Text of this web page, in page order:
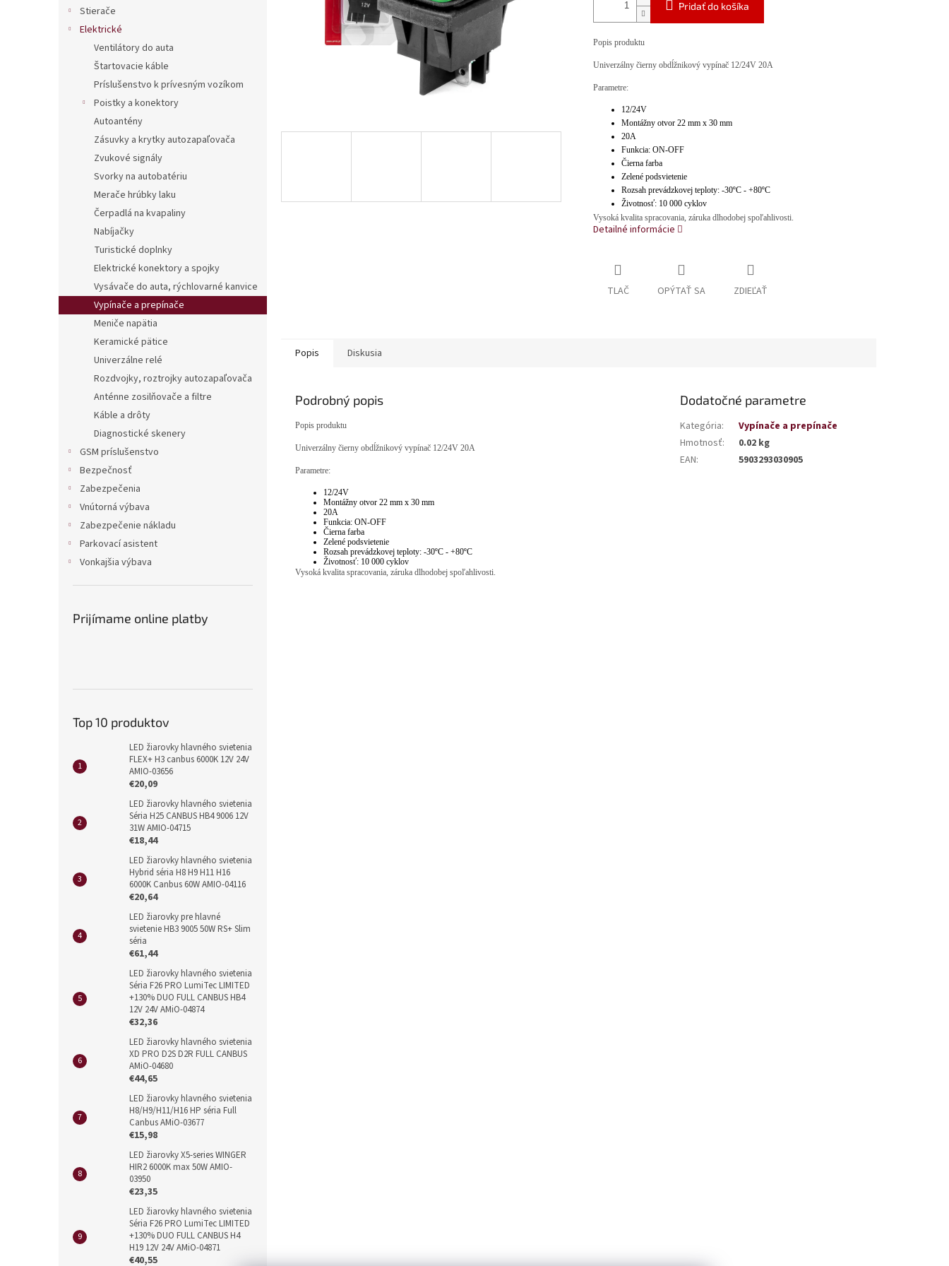
Stierače
Elektrické
Ventilátory do auta
Štartovacie káble
Príslušenstvo k prívesným vozíkom
Poistky a konektory
Autoantény
Zásuvky a krytky autozapaľovača
Zvukové signály
Svorky na autobatériu
Merače hrúbky laku
Čerpadlá na kvapaliny
Nabíjačky
Turistické doplnky
Elektrické konektory a spojky
Vysávače do auta, rýchlovarné kanvice
Vypínače a prepínače
Meniče napätia
Keramické pätice
Univerzálne relé
Rozdvojky, roztrojky autozapaľovača
Anténne zosilňovače a filtre
Káble a drôty
Diagnostické skenery
GSM príslušenstvo
Bezpečnosť
Zabezpečenia
Vnútorná výbava
Zabezpečenie nákladu
Parkovací asistent
Vonkajšia výbava
Prijímame online platby
Top 10 produktov
LED žiarovky hlavného svietenia
FLEX+ H3 canbus 6000K 12V 24V
AMIO-03656
€20,09
LED žiarovky hlavného svietenia
Séria H25 CANBUS HB4 9006 12V
31W AMIO-04715
€18,44
LED žiarovky hlavného svietenia
Hybrid séria H8 H9 H11 H16
6000K Canbus 60W AMIO-04116
€20,64
LED žiarovky pre hlavné
svietenie HB3 9005 50W RS+ Slim
séria
€61,44
LED žiarovky hlavného svietenia
Séria F26 PRO LumiTec LIMITED
+130% DUO FULL CANBUS HB4
12V 24V AMiO-04874
€32,36
LED žiarovky hlavného svietenia
XD PRO D2S D2R FULL CANBUS
AMiO-04680
€44,65
LED žiarovky hlavného svietenia
H8/H9/H11/H16 HP séria Full
Canbus AMiO-03677
€15,98
LED žiarovky X5-series WINGER
HIR2 6000K max 50W AMIO-
03950
€23,35
LED žiarovky hlavného svietenia
Séria F26 PRO LumiTec LIMITED
+130% DUO FULL CANBUS H4
H19 12V 24V AMiO-04871
€40,55
Pridať do košíka
Popis produktu
Univerzálny čierny obdĺžnikový vypínač 12/24V 20A
Parametre:
12/24V
Montážny otvor 22 mm x 30 mm
20A
Funkcia: ON-OFF
Čierna farba
Zelené podsvietenie
Rozsah prevádzkovej teploty: -30ºC - +80ºC
Životnosť: 10 000 cyklov
Vysoká kvalita spracovania, záruka dlhodobej spoľahlivosti.
Detailné informácie
TLAČ OPÝTAŤ SA ZDIEĽAŤ
Popis Diskusia
Podrobný popis
Popis produktu
Univerzálny čierny obdĺžnikový vypínač 12/24V 20A
Parametre:
12/24V
Montážny otvor 22 mm x 30 mm
20A
Funkcia: ON-OFF
Čierna farba
Zelené podsvietenie
Rozsah prevádzkovej teploty: -30ºC - +80ºC
Životnosť: 10 000 cyklov
Vysoká kvalita spracovania, záruka dlhodobej spoľahlivosti.
Dodatočné parametre
Kategória:
Vypínače a prepínače
Hmotnosť:
0.02 kg
EAN: 5903293030905